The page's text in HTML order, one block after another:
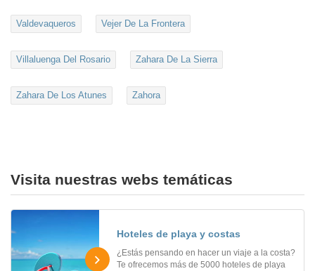
Valdevaqueros Vejer De La Frontera
Villaluenga Del Rosario Zahara De La Sierra
Zahara De Los Atunes Zahora
Visita nuestras webs temáticas
Hoteles de playa y costas
¿Estás pensando en hacer un viaje a la costa?
Te ofrecemos más de 5000 hoteles de playa